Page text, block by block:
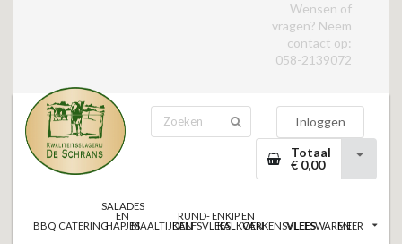
Wensen of
vragen? Neem
contact op:
058-2139072
Inloggen
Totaal
€ 0,00
BBQ CATERING
SALADES
EN
HAPJESMAALTIJDEN
RUND- EN
KALFSVLEES
KIP EN
KALKOENVARKENSVLEESVLEESWARENMEER